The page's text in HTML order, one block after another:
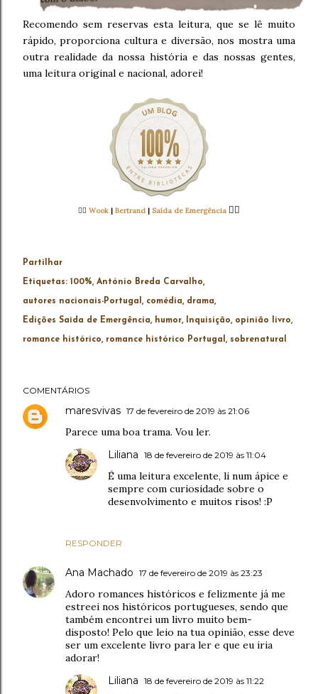
Recomendo sem reservas esta leitura, que se lê muito
rápido, proporciona cultura e diversão, nos mostra uma
outra realidade da nossa história e das nossas gentes,
uma leitura original e nacional, adorei!
👉🏻 Wook | Bertrand | Saída de Emergência 👈🏻
Partilhar
Etiquetas: 100% António Breda Carvalho
autores nacionais-Portugal comédia drama
Edições Saída de Emergência humor Inquisição opinião livro
romance histórico romance histórico Portugal sobrenatural
COMENTÁRIOS
maresvivas 17 de fevereiro de 2019 às 21:06
Parece uma boa trama. Vou ler.
RESPONDER
Liliana 18 de fevereiro de 2019 às 11:04
É uma leitura excelente, li num ápice e
sempre com curiosidade sobre o
desenvolvimento e muitos risos! :P
Ana Machado 17 de fevereiro de 2019 às 23:23
Adoro romances históricos e felizmente já me
estreei nos históricos portugueses, sendo que
também encontrei um livro muito bem-
disposto! Pelo que leio na tua opinião, esse deve
ser um excelente livro para ler e que eu iria
adorar!
Liliana 18 de fevereiro de 2019 às 11:22